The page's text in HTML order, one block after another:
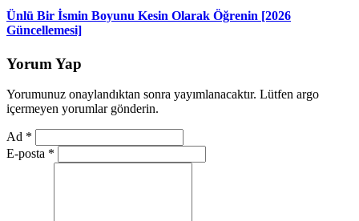
Ünlü Bir İsmin Boyunu Kesin Olarak Öğrenin [2026
Güncellemesi]
Yorum Yap
Yorumunuz onaylandıktan sonra yayımlanacaktır. Lütfen argo
içermeyen yorumlar gönderin.
Ad *
E-posta *